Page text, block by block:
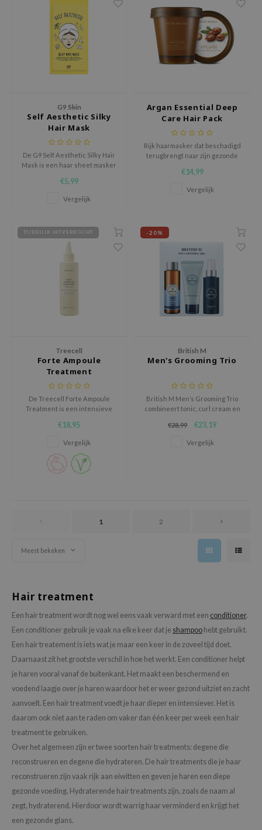
MANSION
Republic
Mate
G9 Skin
Self Aesthetic Silky
Hair Mask
De G9 Self Aesthetic Silky Hair
Mask is een haar sheet masker
olie, honing en eierdooiers om
€5,99
Vergelijk
Argan Essential Deep
Care Hair Pack
Rijk haarmasker dat beschadigd
terugbrengt naar zijn gezonde
€14,99
Vergelijk
TIJDELIJK UITVERKOCHT
Treecell
Forte Ampoule
Treatment
De Treecell Forte Ampoule
Treatment is een intensieve
speciaal ontwikkeld voor ernstig
beschadigd, droog en breekbaar
haar.
€18,95
Vergelijk
-20%
British M
Men's Grooming Trio
British M Men’s Grooming Trio
combineert tonic, curl cream en
gedefinieerde krullen en
langdurige fixatie zonder
residu.
€28,99 €23,19
Vergelijk
1 2
Meest bekeken
Hair treatment
Een hair treatment wordt nog wel eens vaak verward met een conditioner.
Een conditioner gebruik je vaak na elke keer dat je shampoo hebt gebruikt.
Een hair treatement is iets wat je maar een keer in de zoveel tijd doet.
Daarnaast zit het grootste verschil in hoe het werkt. Een conditioner helpt
je haren vooral vanaf de buitenkant. Het maakt een beschermend en
voedend laagje over je haren waardoor het er weer gezond uitziet en zacht
aanvoelt. Een hair treatment voedt je haar dieper en intensiever. Het is
daarom ook niet aan te raden om vaker dan één keer per week een hair
treatment te gebruiken.
Over het algemeen zijn er twee soorten hair treatments: degene die
reconstrueren en degene die hydrateren. De hair treatments die je haar
reconstrueren zijn vaak rijk aan eiwitten en geven je haren een diepe
gezonde voeding. Hydraterende hair treatments zijn, zoals de naam al
zegt, hydraterend. Hierdoor wordt warrig haar verminderd en krijgt het
een gezonde glans.